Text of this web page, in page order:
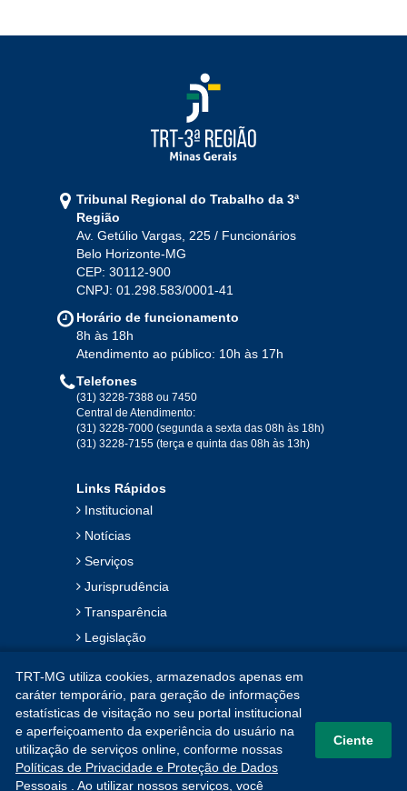
Tribunal Regional do Trabalho da 3ª
Região
Av. Getúlio Vargas, 225 / Funcionários
Belo Horizonte-MG
CEP: 30112-900
CNPJ: 01.298.583/0001-41
Horário de funcionamento
8h às 18h
Atendimento ao público: 10h às 17h
Telefones
(31) 3228-7388 ou 7450
Central de Atendimento:
(31) 3228-7000 (segunda a sexta das 08h às 18h)
(31) 3228-7155 (terça e quinta das 08h às 13h)
Links Rápidos
Institucional
Notícias
Serviços
Jurisprudência
Transparência
Legislação
Contato
Mapa do Site
TRT-MG utiliza cookies, armazenados apenas em
caráter temporário, para geração de informações
estatísticas de visitação no seu portal institucional
e aperfeiçoamento da experiência do usuário na
utilização de serviços online, conforme nossas
Políticas de Privacidade e Proteção de Dados
Pessoais
. Ao utilizar nossos serviços, você
Ciente